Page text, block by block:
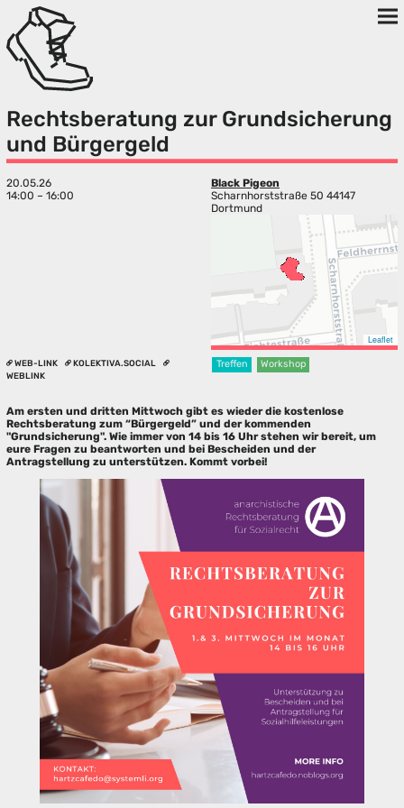
Rechtsberatung zur Grundsicherung
und Bürgergeld
20.05.26
14:00 – 16:00
Black Pigeon
Scharnhorststraße 50 44147
Dortmund
Leaflet
WEB-LINK
KOLEKTIVA.SOCIAL
WEBLINK
Treffen Workshop
Am ersten und dritten Mittwoch gibt es wieder die kostenlose
Rechtsberatung zum “Bürgergeld” und der kommenden
"Grundsicherung". Wie immer von 14 bis 16 Uhr stehen wir bereit, um
eure Fragen zu beantworten und bei Bescheiden und der
Antragstellung zu unterstützen. Kommt vorbei!